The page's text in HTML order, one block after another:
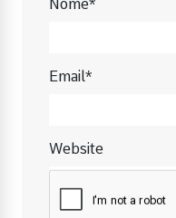
Nome*
Email*
Website